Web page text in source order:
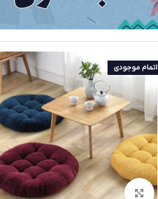
اتمام موجودی
بزرگنمایی تصویر